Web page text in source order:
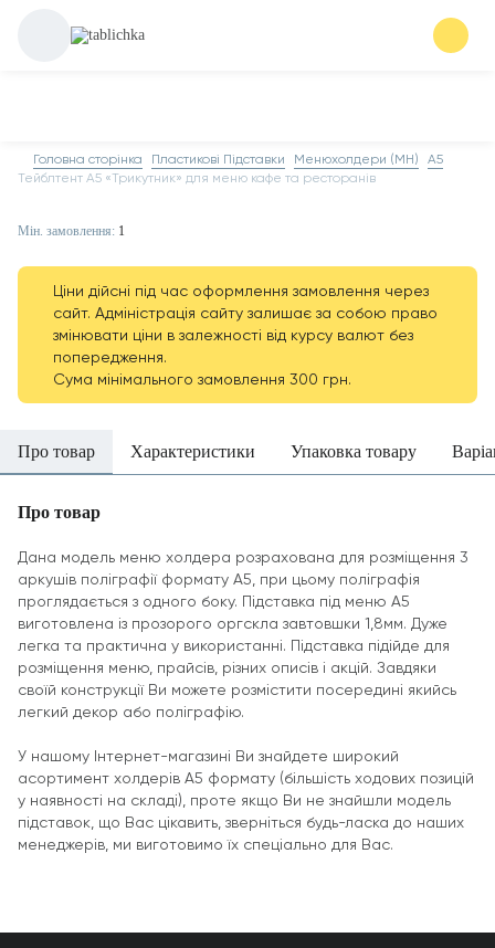
Головна сторінка Пластикові Підставки Менюхолдери (MH)
А5
Тейблтент А5 «Трикутник» для меню кафе та ресторанів
Мін. замовлення: 1
Ціни дійсні під час оформлення замовлення через
сайт. Адміністрація сайту залишає за собою право
змінювати ціни в залежності від курсу валют без
попередження.
Сума мінімального замовлення 300 грн.
Про товар Характеристики Упаковка товару
Про товар
Дана модель меню холдера розрахована для розміщення 3
аркушів поліграфії формату А5, при цьому поліграфія
проглядається з одного боку. Підставка під меню А5
виготовлена із прозорого оргскла завтовшки 1,8мм. Дуже
легка та практична у використанні. Підставка підійде для
розміщення меню, прайсів, різних описів і акцій. Завдяки
своїй конструкції Ви можете розмістити посередині якийсь
легкий декор або поліграфію.
У нашому Інтернет-магазині Ви знайдете широкий
асортимент холдерів А5 формату (більшість ходових позицій
у наявності на складі), проте якщо Ви не знайшли модель
підставок, що Вас цікавить, зверніться будь-ласка до наших
менеджерів, ми виготовимо їх спеціально для Вас.